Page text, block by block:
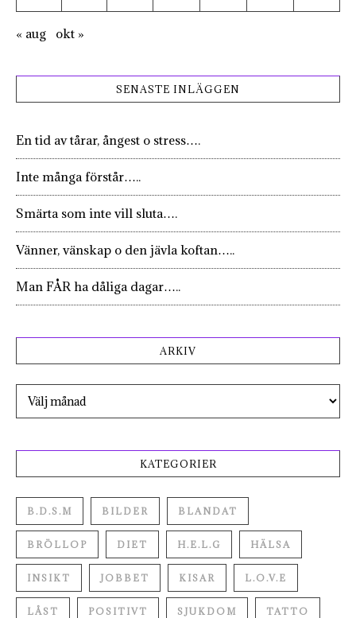
« aug okt »
SENASTE INLÄGGEN
En tid av tårar, ångest o stress….
Inte många förstår…..
Smärta som inte vill sluta….
Vänner, vänskap o den jävla koftan…..
Man FÅR ha dåliga dagar…..
ARKIV
Arkiv
KATEGORIER
B.D.S.M BILDER BLANDAT
BRÖLLOP DIET H.E.L.G HÄLSA
INSIKT JOBBET KISAR L.O.V.E
LÅST POSITIVT SJUKDOM TATTO